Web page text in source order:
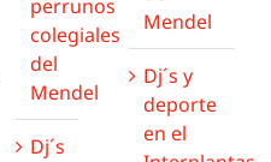
perrunos
colegiales
del
Mendel
Dj´s
Mendel
Dj´s y
deporte
en el